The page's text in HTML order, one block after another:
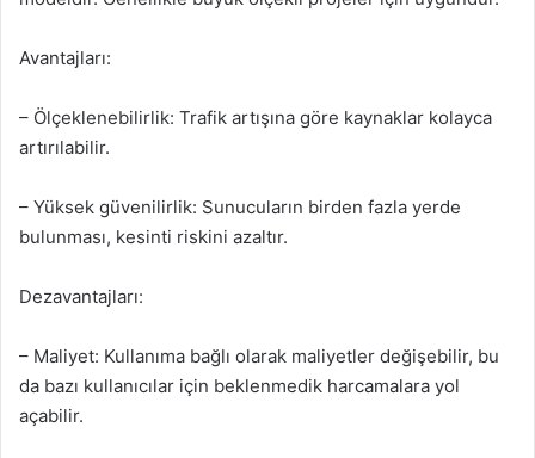
Avantajları:
– Ölçeklenebilirlik: Trafik artışına göre kaynaklar kolayca
artırılabilir.
– Yüksek güvenilirlik: Sunucuların birden fazla yerde
bulunması, kesinti riskini azaltır.
Dezavantajları:
– Maliyet: Kullanıma bağlı olarak maliyetler değişebilir, bu
da bazı kullanıcılar için beklenmedik harcamalara yol
açabilir.